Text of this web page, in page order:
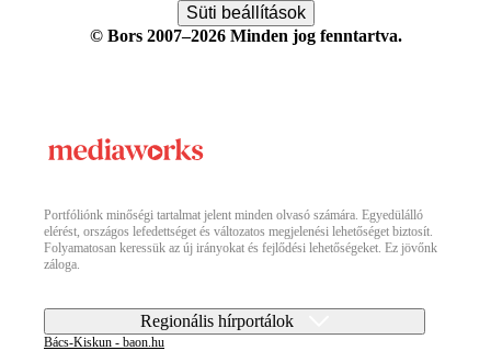
Süti beállítások
© Bors 2007–2026 Minden jog fenntartva.
Portfóliónk minőségi tartalmat jelent minden olvasó számára. Egyedülálló
elérést, országos lefedettséget és változatos megjelenési lehetőséget biztosít.
Folyamatosan keressük az új irányokat és fejlődési lehetőségeket. Ez jövőnk
záloga.
Regionális hírportálok
Bács-Kiskun - baon.hu